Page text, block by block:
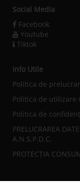
Social Media
Facebook
Youtube
Tiktok
Info Utile
Politica de
Politica de utilizare
Politica de
PRELUCRAREA
A.N.S.P.D.C.
PROTECȚIA
Sediul central